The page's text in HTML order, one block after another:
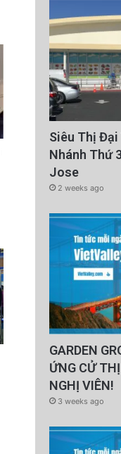
Siêu Thị Đại
Nhánh Thứ
Jose
2 weeks ago
GARDEN
ỨNG CỬ
NGHỊ VIÊN!
3 weeks ago